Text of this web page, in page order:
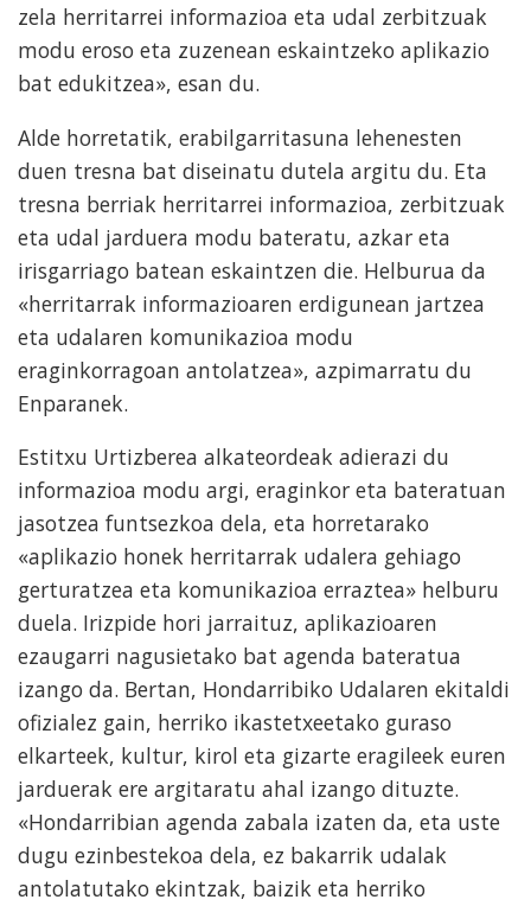
zela herritarrei informazioa eta udal zerbitzuak
modu eroso eta zuzenean eskaintzeko aplikazio
bat edukitzea», esan du.
Alde horretatik, erabilgarritasuna lehenesten
duen tresna bat diseinatu dutela argitu du. Eta
tresna berriak herritarrei informazioa, zerbitzuak
eta udal jarduera modu bateratu, azkar eta
irisgarriago batean eskaintzen die. Helburua da
«herritarrak informazioaren erdigunean jartzea
eta udalaren komunikazioa modu
eraginkorragoan antolatzea», azpimarratu du
Enparanek.
Estitxu Urtizberea alkateordeak adierazi du
informazioa modu argi, eraginkor eta bateratuan
jasotzea funtsezkoa dela, eta horretarako
«aplikazio honek herritarrak udalera gehiago
gerturatzea eta komunikazioa erraztea» helburu
duela. Irizpide hori jarraituz, aplikazioaren
ezaugarri nagusietako bat agenda bateratua
izango da. Bertan, Hondarribiko Udalaren ekitaldi
ofizialez gain, herriko ikastetxeetako guraso
elkarteek, kultur, kirol eta gizarte eragileek euren
jarduerak ere argitaratu ahal izango dituzte.
«Hondarribian agenda zabala izaten da, eta uste
dugu ezinbestekoa dela, ez bakarrik udalak
antolatutako ekintzak, baizik eta herriko